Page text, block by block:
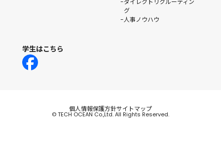
ダイレクトリクルーティン
グ
人事ノウハウ
学生はこちら
個人情報保護方針サイトマップ
© TECH OCEAN Co.,Ltd. All Rights Reserved.